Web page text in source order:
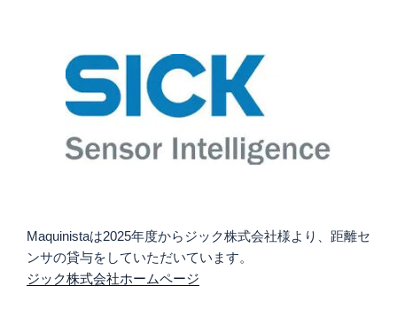
Maquinistaは2025年度からジック株式会社様より、距離セ
ンサの貸与をしていただいています。
ジック株式会社ホームページ